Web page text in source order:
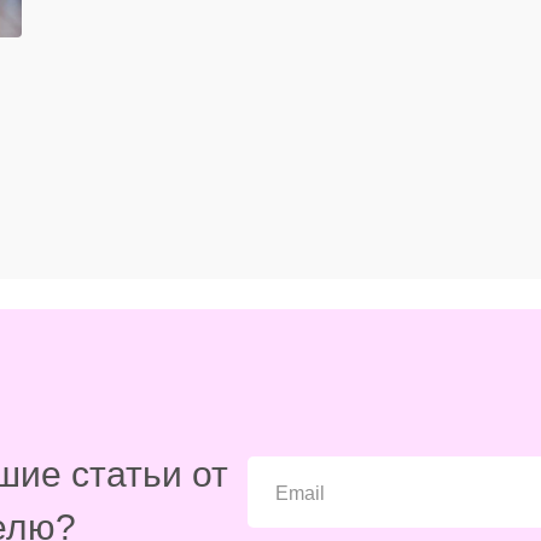
статьи от